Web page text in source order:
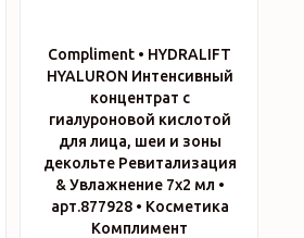
Compliment • HYDRALIFT
HYALURON Интенсивный
концентрат с
гиалуроновой кислотой
для лица, шеи и зоны
декольте Ревитализация
& Увлажнение 7х2 мл •
арт.877928 • Косметика
Комплимент